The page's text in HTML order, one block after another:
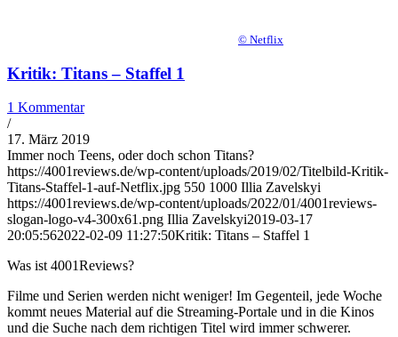
© Netflix
Kritik: Titans – Staffel 1
1 Kommentar
/
17. März 2019
Immer noch Teens, oder doch schon Titans?
https://4001reviews.de/wp-content/uploads/2019/02/Titelbild-Kritik-
Titans-Staffel-1-auf-Netflix.jpg 550 1000 Illia Zavelskyi
https://4001reviews.de/wp-content/uploads/2022/01/4001reviews-
slogan-logo-v4-300x61.png Illia Zavelskyi2019-03-17
20:05:562022-02-09 11:27:50Kritik: Titans – Staffel 1
Was ist 4001Reviews?
Filme und Serien werden nicht weniger! Im Gegenteil, jede Woche
kommt neues Material auf die Streaming-Portale und in die Kinos
und die Suche nach dem richtigen Titel wird immer schwerer.